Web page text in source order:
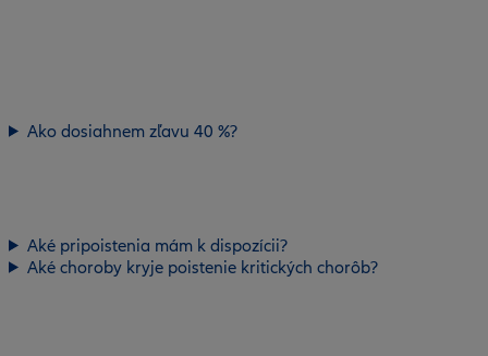
Ako dosiahnem zľavu 40 %?
Aké pripoistenia mám k dispozícii?
Aké choroby kryje poistenie kritických chorôb?